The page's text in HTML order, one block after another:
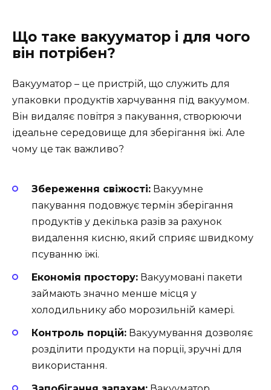
Що таке вакууматор і для чого
він потрібен?
Вакууматор – це пристрій, що служить для
упаковки продуктів харчування під вакуумом.
Він видаляє повітря з пакування, створюючи
ідеальне середовище для зберігання їжі. Але
чому це так важливо?
Збереження свіжості: Вакуумне
пакування подовжує термін зберігання
продуктів у декілька разів за рахунок
видалення кисню, який сприяє швидкому
псуванню їжі.
Економія простору: Вакуумовані пакети
займають значно менше місця у
холодильнику або морозильній камері.
Контроль порцій: Вакуумування дозволяє
розділити продукти на порції, зручні для
використання.